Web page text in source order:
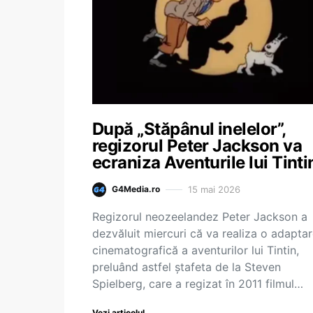
După „Stăpânul inelelor”,
regizorul Peter Jackson va
ecraniza Aventurile lui
G4Media.ro 15 mai 2026
Regizorul neozeelandez Peter Jackson a
dezvăluit miercuri că va realiza o
cinematografică a aventurilor lui Tintin,
preluând astfel ştafeta de la Steven
Spielberg, care a regizat în 2011 filmul…